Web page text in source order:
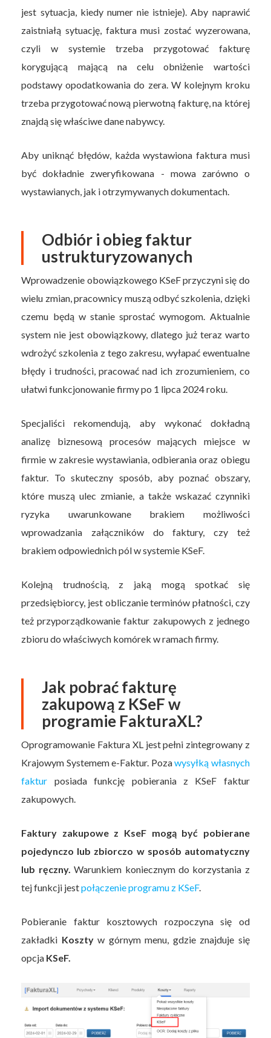
jest sytuacja, kiedy numer nie istnieje). Aby naprawić
zaistniałą sytuację, faktura musi zostać wyzerowana,
czyli w systemie trzeba przygotować fakturę
korygującą mającą na celu obniżenie wartości
podstawy opodatkowania do zera. W kolejnym kroku
trzeba przygotować nową pierwotną fakturę, na której
znajdą się właściwe dane nabywcy.
Aby uniknąć błędów, każda wystawiona faktura musi
być dokładnie zweryfikowana - mowa zarówno o
wystawianych, jak i otrzymywanych dokumentach.
Odbiór i obieg faktur
ustrukturyzowanych
Wprowadzenie obowiązkowego KSeF przyczyni się do
wielu zmian, pracownicy muszą odbyć szkolenia, dzięki
czemu będą w stanie sprostać wymogom. Aktualnie
system nie jest obowiązkowy, dlatego już teraz warto
wdrożyć szkolenia z tego zakresu, wyłapać ewentualne
błędy i trudności, pracować nad ich zrozumieniem, co
ułatwi funkcjonowanie firmy po 1 lipca 2024 roku.
Specjaliści rekomendują, aby wykonać dokładną
analizę biznesową procesów mających miejsce w
firmie w zakresie wystawiania, odbierania oraz obiegu
faktur. To skuteczny sposób, aby poznać obszary,
które muszą ulec zmianie, a także wskazać czynniki
ryzyka uwarunkowane brakiem możliwości
wprowadzania załączników do faktury, czy też
brakiem odpowiednich pól w systemie KSeF.
Kolejną trudnością, z jaką mogą spotkać się
przedsiębiorcy, jest obliczanie terminów płatności, czy
też przyporządkowanie faktur zakupowych z jednego
zbioru do właściwych komórek w ramach firmy.
Jak pobrać fakturę
zakupową z KSeF w
programie FakturaXL?
Oprogramowanie Faktura XL jest pełni zintegrowany z
Krajowym Systemem e-Faktur. Pozawysyłką własnych
faktur posiada funkcję pobierania z KSeF faktur
zakupowych.
Faktury zakupowe z KseF mogą być pobierane
pojedynczo lub zbiorczo w sposób automatyczny
lub ręczny. Warunkiem koniecznym do korzystania z
tej funkcji jestpołączenie programu z KSeF.
Pobieranie faktur kosztowych rozpoczyna się od
zakładki Kosztyw górnym menu, gdzie znajduje się
opcja KSeF.